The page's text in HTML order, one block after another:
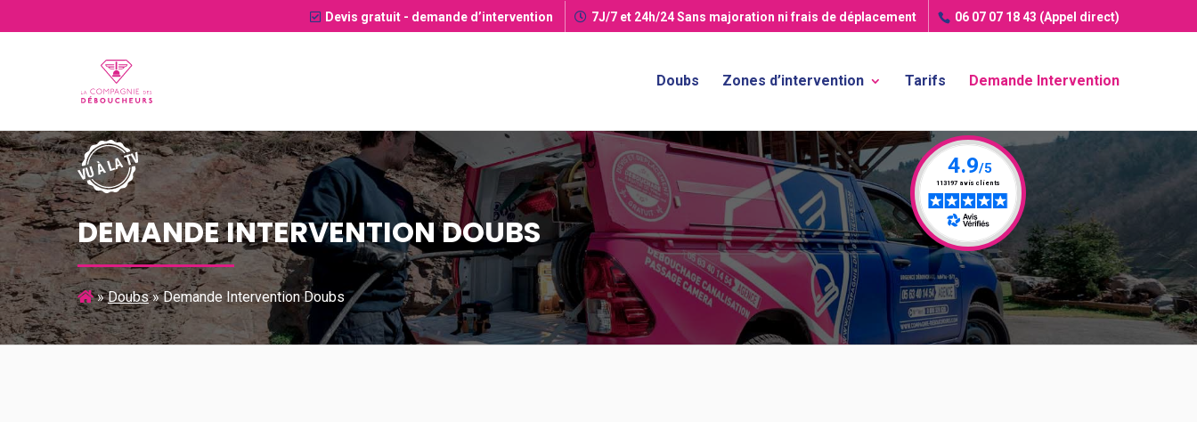
Devis gratuit - demande d’intervention 7J/7 et 24h/24Sans majoration ni frais de déplacement 06 07 07 18 43 (Appel direct)
Doubs Zones d’intervention Tarifs Demande Intervention
DEMANDE INTERVENTION DOUBS
»Doubs»Demande Intervention Doubs